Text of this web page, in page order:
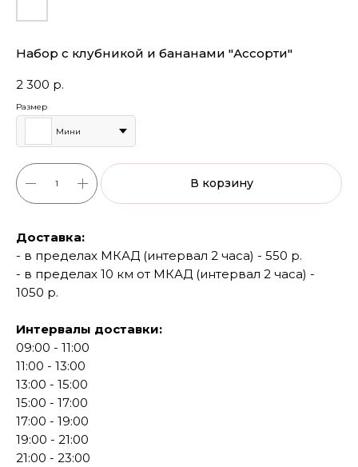
Набор с клубникой и бананами "Ассорти"
2 300 р.
Размер
Мини
В корзину
Доставка:
- в пределах МКАД (интервал 2 часа) - 550 р.
- в пределах 10 км от МКАД (интервал 2 часа) -
1050 р.
Интервалы доставки:
09:00 - 11:00
11:00 - 13:00
13:00 - 15:00
15:00 - 17:00
17:00 - 19:00
19:00 - 21:00
21:00 - 23:00